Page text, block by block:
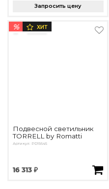
Запросить цену
% ХИТ
Подвесной светильник
TORRELL by Romatti
Артикул: PD15645
16 313 ₽